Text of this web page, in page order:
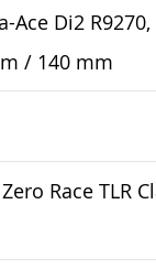
Ace Di2
/ 140 mm
Race TLR